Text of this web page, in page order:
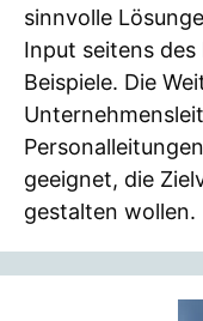
sinnvolle
Input seitens
Beispiele. Die
geeignet, die
gestalten wollen.